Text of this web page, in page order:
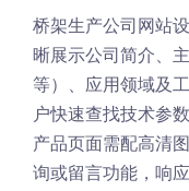
桥架生产公司网站
晰展示公司简介、
等）、应用领域及
户快速查找技术参
产品页面需配高清
询或留言功能，响